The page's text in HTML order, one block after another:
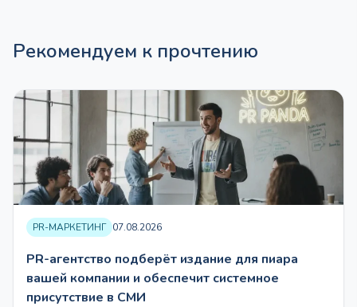
782
Рекомендуем к прочтению
PR-МАРКЕТИНГ 07.08.2026
PR-агентство подберёт издание для пиара
вашей компании и обеспечит системное
присутствие в СМИ